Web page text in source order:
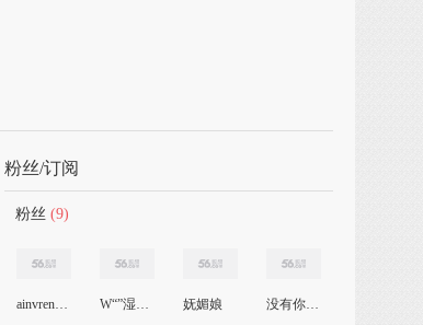
粉丝/订阅
粉丝 (9)
ainvrenhao W“”湿了天空 妩媚娘 没有你的城市